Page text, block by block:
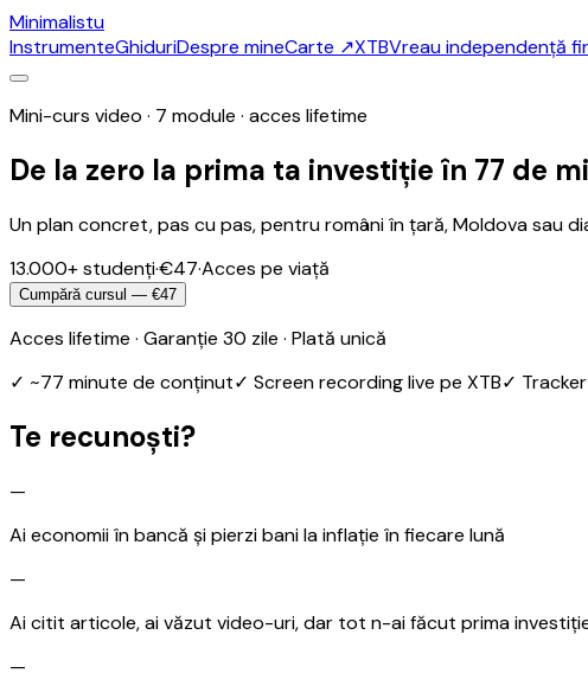
Minimalistu
InstrumenteGhiduriDespre mineCarte ↗XTBVreau independență
Mini-curs video · 7 module · acces lifetime
De la zero la prima ta investiție în 77 de
Un plan concret, pas cu pas, pentru români în țară, Moldova sau
13.000+ studenți·€47·Acces pe viață
Cumpără cursul — €47
Acces lifetime · Garanție 30 zile · Plată unică
✓ ~77 minute de conținut✓ Screen recording live pe XTB✓
Te recunoști?
—
Ai economii în bancă și pierzi bani la inflație în fiecare lună
—
Ai citit articole, ai văzut video-uri, dar tot n-ai făcut prima
—